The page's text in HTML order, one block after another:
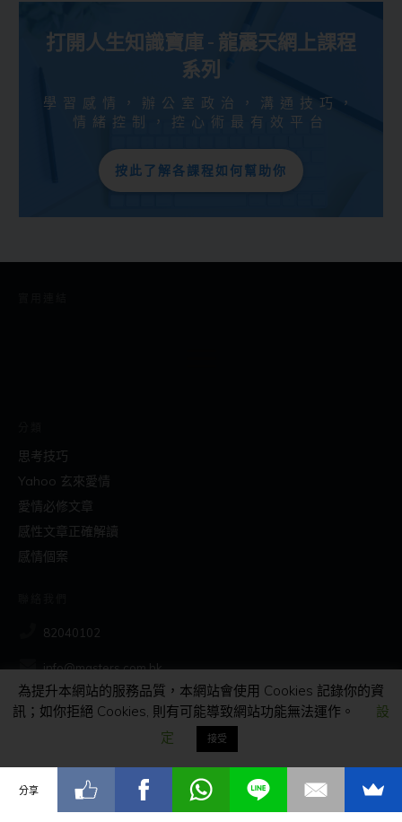
打開人生知識寶庫 - 龍震天網上課程
系列
學習感情，辦公室政治，溝通技巧，
情緒控制，控心術最有效平台
按此了解各課程如何幫助你
思考技巧
Yahoo 玄來愛情
愛情必修文章
感性文章正確解讀
感情個案
82040102
info@masters.com.hk
社交
為提升本網站的服務品質，本網站會使用 Cookies 記錄你的資
訊；如你拒絕 Cookies, 則有可能導致網站功能無法運作。
設
定
接受
分享